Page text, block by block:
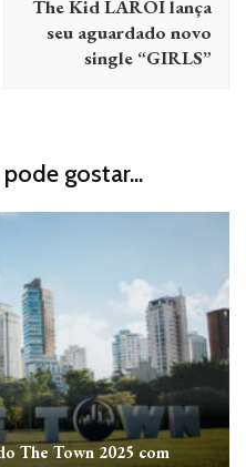
The Kid LAROI lança
seu aguardado novo
single “GIRLS”
gostar...
The Town 2025 com